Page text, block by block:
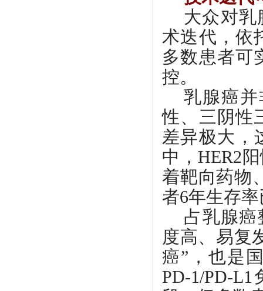
大众对乳
术迭代，依
多数患者可
控。
乳腺癌
性、三阴性
差异极大，
中，HER2
着靶向药物
者6年生存
占乳腺癌
度高、易复
癌”，也是
PD-1/PD-